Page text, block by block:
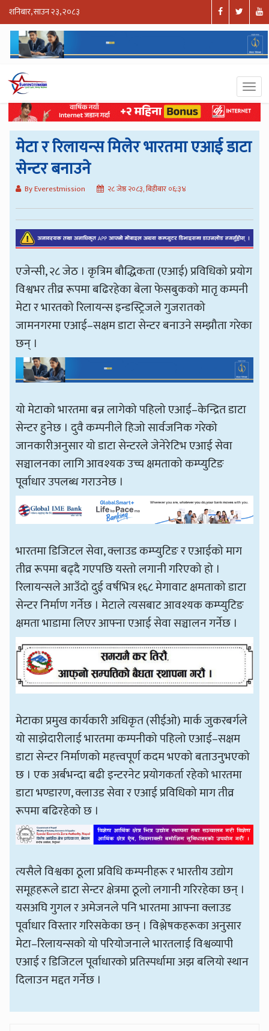
शनिबार, साउन २३, २०८३
मेटा र रिलायन्स मिलेर भारतमा एआई डाटा
सेन्टर बनाउने
By Everestmission २८ जेष्ठ २०८३, बिहीबार ०६:३४
एजेन्सी, २८ जेठ । कृत्रिम बौद्धिकता (एआई) प्रविधिको प्रयोग
विश्वभर तीव्र रूपमा बढिरहेका बेला फेसबुकको मातृ कम्पनी
मेटा र भारतको रिलायन्स इन्डस्ट्रिजले गुजरातको
जामनगरमा एआई–सक्षम डाटा सेन्टर बनाउने सम्झौता गरेका
छन् ।
यो मेटाको भारतमा बन्न लागेको पहिलो एआई–केन्द्रित डाटा
सेन्टर हुनेछ । दुवै कम्पनीले हिजो सार्वजनिक गरेको
जानकारीअनुसार यो डाटा सेन्टरले जेनेरेटिभ एआई सेवा
सञ्चालनका लागि आवश्यक उच्च क्षमताको कम्प्युटिङ
पूर्वाधार उपलब्ध गराउनेछ ।
भारतमा डिजिटल सेवा, क्लाउड कम्प्युटिङ र एआईको माग
तीव्र रूपमा बढ्दै गएपछि यस्तो लगानी गरिएको हो ।
रिलायन्सले आउँदो दुई वर्षभित्र १६८ मेगावाट क्षमताको डाटा
सेन्टर निर्माण गर्नेछ । मेटाले त्यसबाट आवश्यक कम्प्युटिङ
क्षमता भाडामा लिएर आफ्ना एआई सेवा सञ्चालन गर्नेछ ।
मेटाका प्रमुख कार्यकारी अधिकृत (सीईओ) मार्क जुकरबर्गले
यो साझेदारीलाई भारतमा कम्पनीको पहिलो एआई–सक्षम
डाटा सेन्टर निर्माणको महत्त्वपूर्ण कदम भएको बताउनुभएको
छ । एक अर्बभन्दा बढी इन्टरनेट प्रयोगकर्ता रहेको भारतमा
डाटा भण्डारण, क्लाउड सेवा र एआई प्रविधिको माग तीव्र
रूपमा बढिरहेको छ ।
त्यसैले विश्वका ठूला प्रविधि कम्पनीहरू र भारतीय उद्योग
समूहहरूले डाटा सेन्टर क्षेत्रमा ठूलो लगानी गरिरहेका छन् ।
यसअघि गुगल र अमेजनले पनि भारतमा आफ्ना क्लाउड
पूर्वाधार विस्तार गरिसकेका छन् । विश्लेषकहरूका अनुसार
मेटा–रिलायन्सको यो परियोजनाले भारतलाई विश्वव्यापी
एआई र डिजिटल पूर्वाधारको प्रतिस्पर्धामा अझ बलियो स्थान
दिलाउन मद्दत गर्नेछ ।